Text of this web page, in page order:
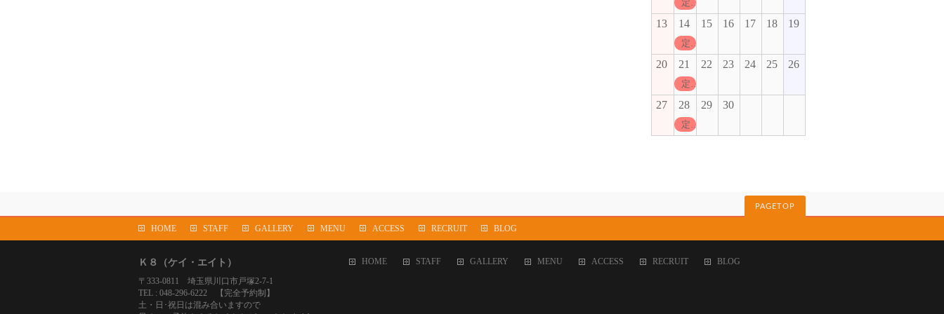
定休日
13 14
定休日
15 16 17 18 19
20 21
定休日
22 23 24 25 26
27 28
定休日
29 30
PAGETOP
HOME STAFF GALLERY MENU ACCESS RECRUIT BLOG
Ｋ８（ケイ・エイト）
〒333-0811 埼玉県川口市戸塚2-7-1
TEL : 048-296-6222 【完全予約制】
土・日･祝日は混み合いますので
HOME STAFF GALLERY MENU ACCESS RECRUIT BLOG